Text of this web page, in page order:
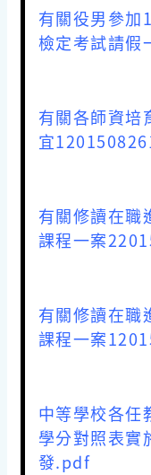
有關役男參加
檢定考試請
有關各師資培
宜
有關修讀在職
課程一案
有關修讀在職
課程一案
中等學校各任
學分對照表實
發.pdf